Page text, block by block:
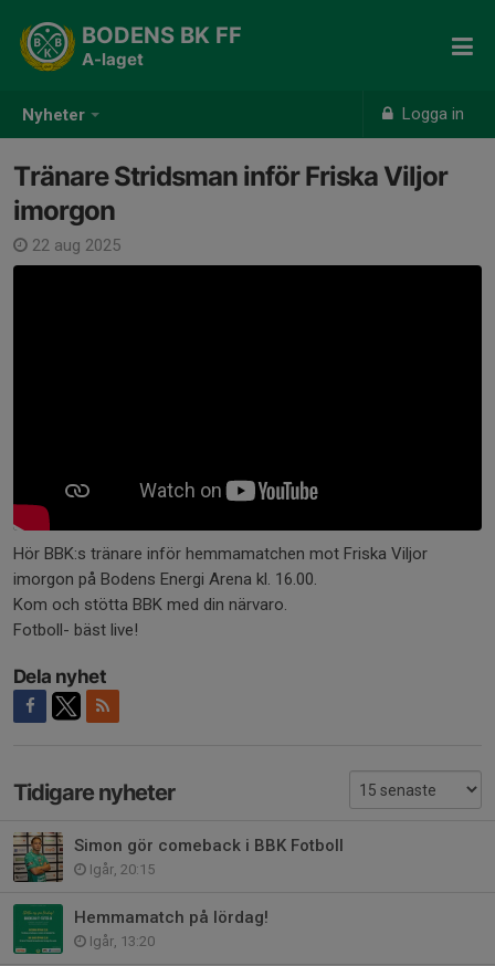
Nyheter Logga in
BODENS BK FF
A-laget
Tränare Stridsman inför Friska Viljor
imorgon
22 aug 2025
Hör BBK:s tränare inför hemmamatchen mot Friska Viljor
imorgon på Bodens Energi Arena kl. 16.00.
Kom och stötta BBK med din närvaro.
Fotboll- bäst live!
Dela nyhet
Tidigare nyheter
Simon gör comeback i BBK Fotboll
Igår, 20:15
Hemmamatch på lördag!
Igår, 13:20